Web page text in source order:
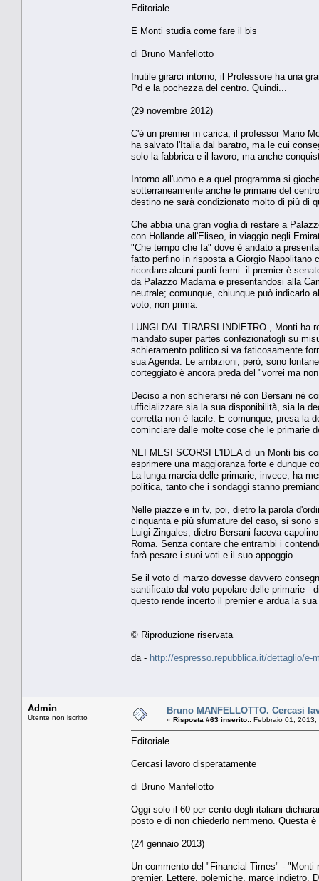
Editoriale
E Monti studia come fare il bis
di Bruno Manfellotto
Inutile girarci intorno, il Professore ha una
Pd e la pochezza del centro. Quindi...
(29 novembre 2012)
C'è un premier in carica, il professor Mario
ha salvato l'Italia dal baratro, ma le cui
solo la fabbrica e il lavoro, ma anche
Intorno all'uomo e a quel programma si
sotterraneamente anche le primarie del
destino ne sarà condizionato molto di più di
Che abbia una gran voglia di restare a
con Hollande all'Eliseo, in viaggio negli
"Che tempo che fa" dove è andato a
fatto perfino in risposta a Giorgio Napolitano
ricordare alcuni punti fermi: il premier è
da Palazzo Madama e presentandosi alla
neutrale; comunque, chiunque può indicarlo
voto, non prima.
LUNGI DAL TIRARSI INDIETRO , Monti ha
mandato super partes confezionatogli su
schieramento politico si va faticosamente
sua Agenda. Le ambizioni, però, sono
corteggiato è ancora preda del "vorrei ma
Deciso a non schierarsi né con Bersani né
ufficializzare sia la sua disponibilità, sia la
corretta non è facile. E comunque, presa la
cominciare dalle molte cose che le primarie
NEI MESI SCORSI L'IDEA di un Monti bis
esprimere una maggioranza forte e dunque
La lunga marcia delle primarie, invece, ha
politica, tanto che i sondaggi stanno
Nelle piazze e in tv, poi, dietro la parola
cinquanta e più sfumature del caso, si sono
Luigi Zingales, dietro Bersani faceva
Roma. Senza contare che entrambi i
farà pesare i suoi voti e il suo appoggio.
Se il voto di marzo dovesse davvero
santificato dal voto popolare delle primarie -
questo rende incerto il premier e ardua la
© Riproduzione riservata
da - http://espresso.repubblica.it/dettaglio/e-
Admin
Utente non iscritto
Bruno MANFELLOTTO. Cercasi
« Risposta #63 inserito:: Febbraio 01,
Editoriale
Cercasi lavoro disperatamente
di Bruno Manfellotto
Oggi solo il 60 per cento degli italiani
posto e di non chiederlo nemmeno. Questa
(24 gennaio 2013)
Un commento del "Financial Times" -
premier. Lettere, polemiche, marce indietro.